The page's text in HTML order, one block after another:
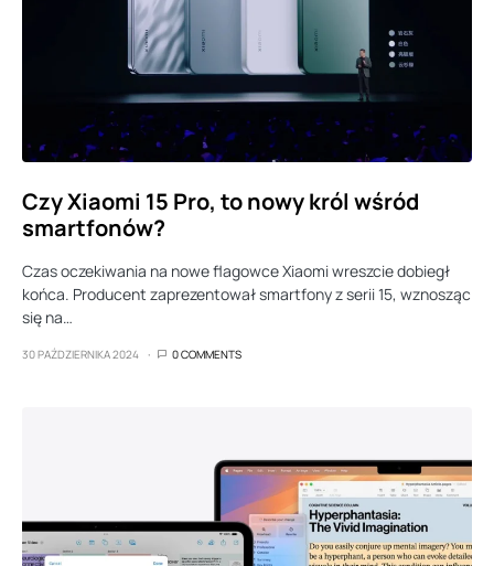
Czy Xiaomi 15 Pro, to nowy król wśród
smartfonów?
Czas oczekiwania na nowe flagowce Xiaomi wreszcie dobiegł
końca. Producent zaprezentował smartfony z serii 15, wznosząc
się na…
30 PAŹDZIERNIKA 2024 0 COMMENTS